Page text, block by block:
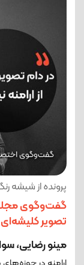
پرونده از شیشه
گفت‌وگوی مجله
تصویر کلیشه‌ای
مینو رضایی،